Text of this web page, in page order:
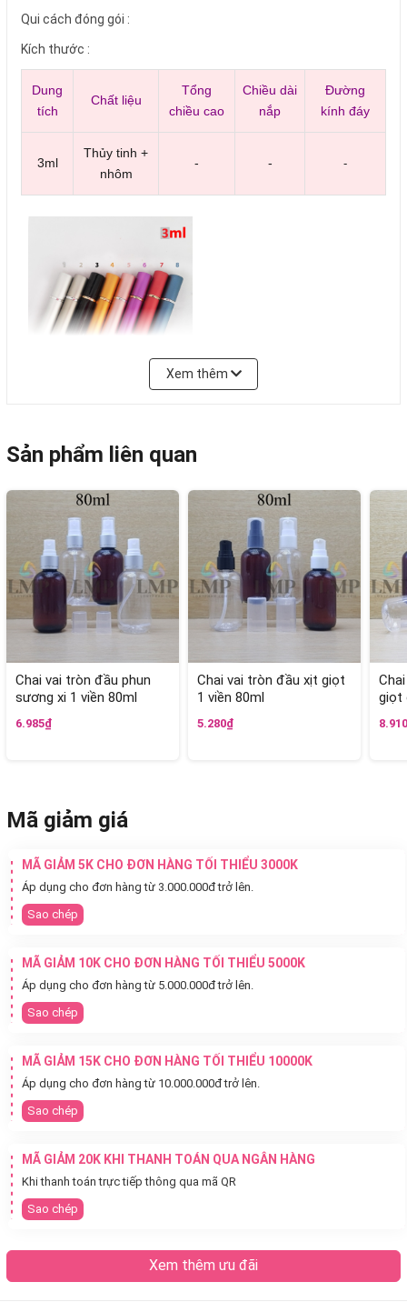
Qui cách đóng gói :
Kích thước :
Dung
tích
Chất liệu
Tổng
chiều cao
Chiều dài
nắp
Đường
kính đáy
3ml
Thủy tinh +
nhôm
- - -
Xem thêm
Sản phẩm liên quan
Chai vai tròn đầu phun
sương xi 1 viền 80ml
6.985₫
Chai vai tròn đầu xịt giọt
1 viền 80ml
5.280₫
giọt
Mã giảm giá
MÃ GIẢM 5K CHO ĐƠN HÀNG TỐI THIỂU 3000K
Áp dụng cho đơn hàng từ 3.000.000đ trở lên.
Sao chép
MÃ GIẢM 10K CHO ĐƠN HÀNG TỐI THIỂU 5000K
Áp dụng cho đơn hàng từ 5.000.000đ trở lên.
Sao chép
MÃ GIẢM 15K CHO ĐƠN HÀNG TỐI THIỂU 10000K
Áp dụng cho đơn hàng từ 10.000.000đ trở lên.
Sao chép
MÃ GIẢM 20K KHI THANH TOÁN QUA NGÂN HÀNG
Khi thanh toán trực tiếp thông qua mã QR
Sao chép
Xem thêm ưu đãi